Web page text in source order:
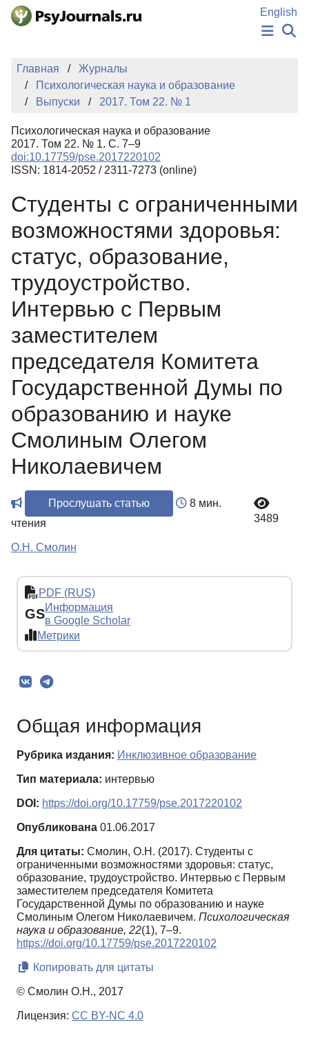
Перейти к основному содержанию
English
НОВОСТИ
ИЗДАНИЯ
АВТОРЫ
БАЗА ЗНАНИЙ
КЛЮЧЕВЫЕ СЛОВА
Регистрация
Главная
Журналы
Психологическая наука и образование
Выпуски
2017. Том 22. № 1
Психологическая наука и образование
2017. Том 22. № 1. С. 7–9
doi:10.17759/pse.2017220102
ISSN: 1814-2052 / 2311-7273 (online)
Студенты с ограниченными
возможностями здоровья:
статус, образование,
трудоустройство.
Интервью с Первым
заместителем
председателя Комитета
Государственной Думы по
образованию и науке
Смолиным Олегом
Николаевичем
Прослушать статью
8 мин.
чтения
3489
О.Н. Смолин
PDF (RUS)
GSИнформация
в Google Scholar
Метрики
Общая информация
Рубрика издания: Инклюзивное образование
Тип материала: интервью
DOI: https://doi.org/10.17759/pse.2017220102
Опубликована 01.06.2017
Для цитаты: Смолин, О.Н. (2017). Студенты с
ограниченными возможностями здоровья: статус,
образование, трудоустройство. Интервью с Первым
заместителем председателя Комитета
Государственной Думы по образованию и науке
Смолиным Олегом Николаевичем. Психологическая
наука и образование, 22(1), 7–9.
https://doi.org/10.17759/pse.2017220102
Копировать для цитаты
© Смолин О.Н., 2017
Лицензия: CC BY-NC 4.0